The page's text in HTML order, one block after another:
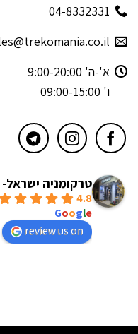
04-8332331
א'-ה' 9:00-20:00
ו' 09:00-15:00
טרקומניה ישראל-
4.8
Google
review us on